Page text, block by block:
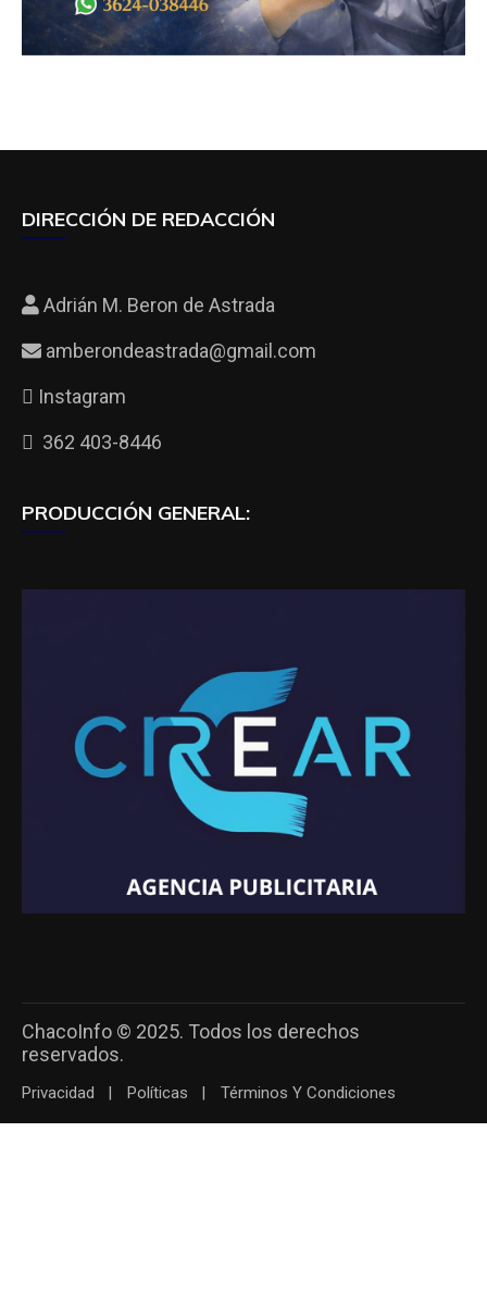
DIRECCIÓN DE REDACCIÓN
Adrián M. Beron de Astrada
amberondeastrada@gmail.com
Instagram
362 403-8446
PRODUCCIÓN GENERAL:
ChacoInfo © 2025. Todos los derechos
reservados.
Privacidad Políticas Términos Y Condiciones